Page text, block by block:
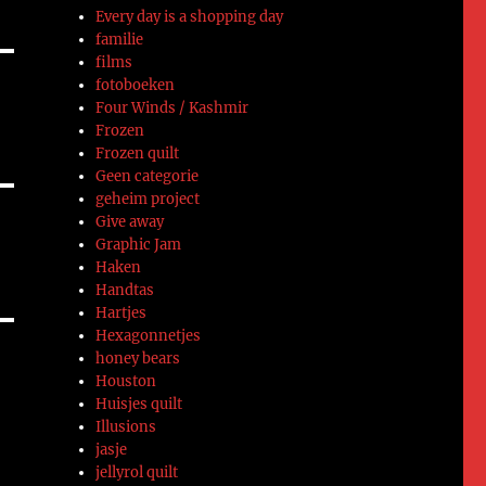
Every day is a shopping day
familie
films
fotoboeken
Four Winds / Kashmir
Frozen
Frozen quilt
Geen categorie
geheim project
Give away
Graphic Jam
Haken
Handtas
Hartjes
Hexagonnetjes
honey bears
Houston
Huisjes quilt
Illusions
jasje
jellyrol quilt